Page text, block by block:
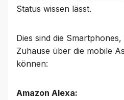
Status wissen lässt.
Dies sind die
Zuhause über die mobile
können:
Amazon Alexa: